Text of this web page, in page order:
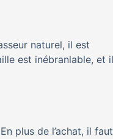
naturel, il est
est inébranlable, et
plus de l’achat, il faut